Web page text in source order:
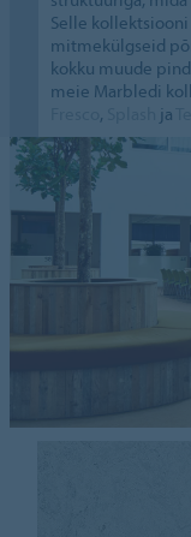
Selle
mitmekülgseid
kokku muude
meie Marbledi
, ja